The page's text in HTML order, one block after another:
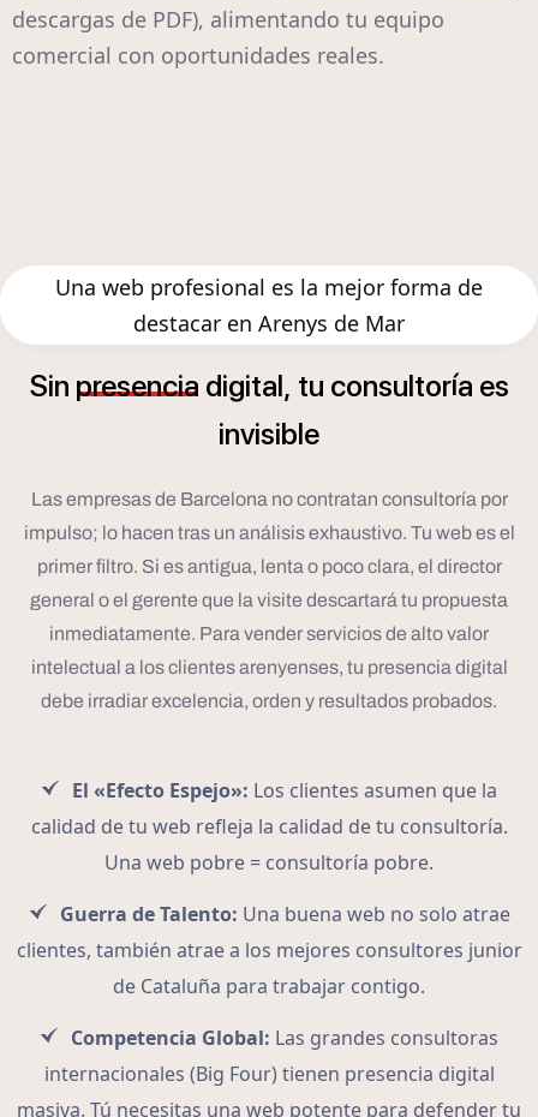
descargas de PDF), alimentando tu equipo
comercial con oportunidades reales.
Una web profesional es la mejor forma de
destacar en Arenys de Mar
Sin presencia digital, tu consultoría es
invisible
Las empresas de Barcelona no contratan consultoría por
impulso; lo hacen tras un análisis exhaustivo. Tu web es el
primer filtro. Si es antigua, lenta o poco clara, el director
general o el gerente que la visite descartará tu propuesta
inmediatamente. Para vender servicios de alto valor
intelectual a los clientes arenyenses, tu presencia digital
debe irradiar excelencia, orden y resultados probados.
El «Efecto Espejo»: Los clientes asumen que la
calidad de tu web refleja la calidad de tu consultoría.
Una web pobre = consultoría pobre.
Guerra de Talento: Una buena web no solo atrae
clientes, también atrae a los mejores consultores junior
de Cataluña para trabajar contigo.
Competencia Global: Las grandes consultoras
internacionales (Big Four) tienen presencia digital
masiva. Tú necesitas una web potente para defender tu